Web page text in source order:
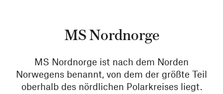
MS Nordnorge
MS Nordnorge ist nach dem Norden
Norwegens benannt, von dem der größte Teil
oberhalb des nördlichen Polarkreises liegt.